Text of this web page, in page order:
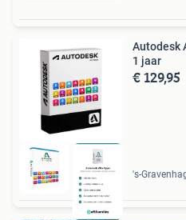
Autodesk
1 jaar
€ 129,95
's-